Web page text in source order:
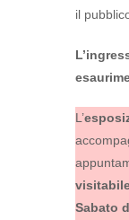
il
L’
Sabato